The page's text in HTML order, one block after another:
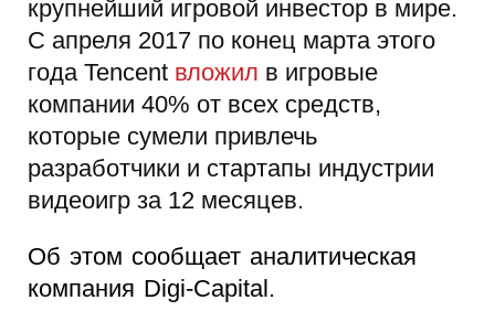
крупнейший игровой инвестор в мире.
С апреля 2017 по конец марта этого
года Tencent вложил в игровые
компании 40% от всех средств,
которые сумели привлечь
разработчики и стартапы индустрии
видеоигр за 12 месяцев.
Об этом сообщает аналитическая
компания Digi-Capital.